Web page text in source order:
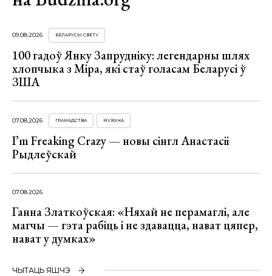
09.08.2026 БЕЛАРУСЫ СВЕТУ
100 гадоў Янку Запрудніку: легендарны шлях
хлопчыка з Міра, які стаў голасам Беларусі ў
ЗША
07.08.2026 ГРАМАДСТВА МУЗЫКА
I’m Freaking Crazy — новы сінгл Анастасіі
Рыдлеўскай
07.08.2026
Ганна Златкоўская: «Няхай не перамаглі, але
магчы — гэта рабіць і не здавацца, нават цяпер,
нават у думках»
ЧЫТАЦЬ ЯШЧЭ